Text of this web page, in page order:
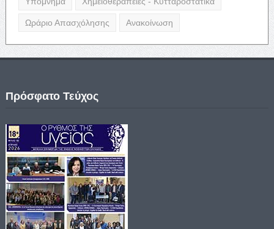
Ωράριο Απασχόλησης Ανακοίνωση
Πρόσφατο Τεύχος